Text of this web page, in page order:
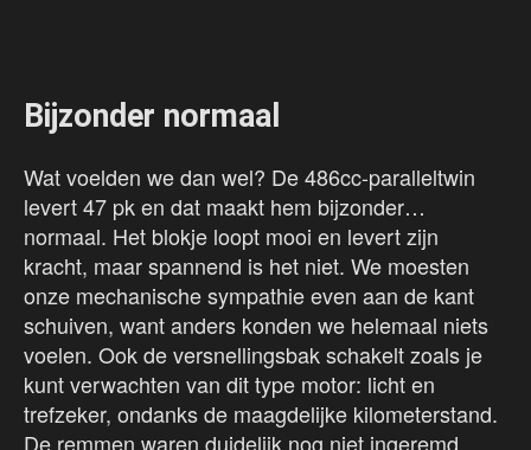
Bijzonder normaal
Wat voelden we dan wel? De 486cc-paralleltwin
levert 47 pk en dat maakt hem bijzonder…
normaal. Het blokje loopt mooi en levert zijn
kracht, maar spannend is het niet. We moesten
onze mechanische sympathie even aan de kant
schuiven, want anders konden we helemaal niets
voelen. Ook de versnellingsbak schakelt zoals je
kunt verwachten van dit type motor: licht en
trefzeker, ondanks de maagdelijke kilometerstand.
De remmen waren duidelijk nog niet ingeremd,